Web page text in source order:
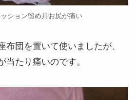
ション留め具お尻が痛い
布団を置いて使いましたが、
当たり痛いのです。